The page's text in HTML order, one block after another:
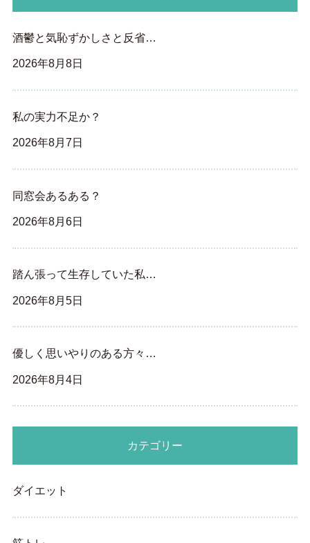
酒鬱と気恥ずかしさと反省…
2026年8月8日
私の実力不足か？
2026年8月7日
同窓会あるある？
2026年8月6日
踏ん張って生存していた私…
2026年8月5日
優しく思いやりのある方々…
2026年8月4日
カテゴリー
ダイエット